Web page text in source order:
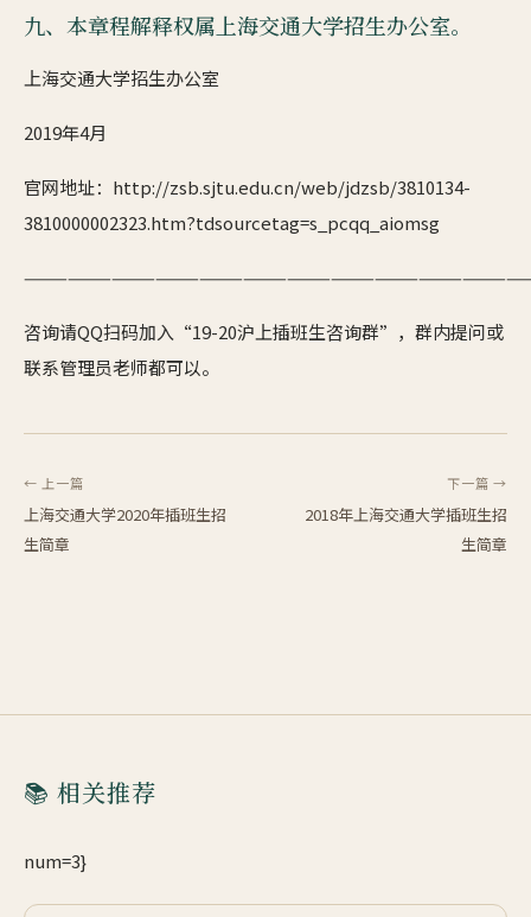
九、本章程解释权属上海交通大学招生办公室。
上海交通大学招生办公室
2019年4月
官网地址：http://zsb.sjtu.edu.cn/web/jdzsb/3810134-
3810000002323.htm?tdsourcetag=s_pcqq_aiomsg
咨询请QQ扫码加入“19-20沪上插班生咨询群”，群内提问或
联系管理员老师都可以。
← 上一篇
上海交通大学2020年插班生招
生简章
下一篇 →
2018年上海交通大学插班生招
生简章
📚 相关推荐
num=3}